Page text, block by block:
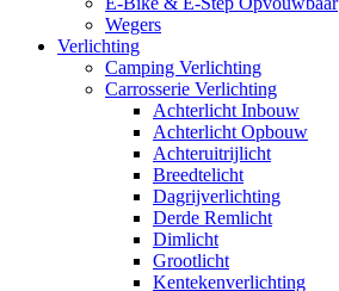
Wegers
Verlichting
Camping Verlichting
Carrosserie Verlichting
Achterlicht Inbouw
Achterlicht Opbouw
Achteruitrijlicht
Breedtelicht
Dagrijverlichting
Derde Remlicht
Dimlicht
Grootlicht
Kentekenverlichting